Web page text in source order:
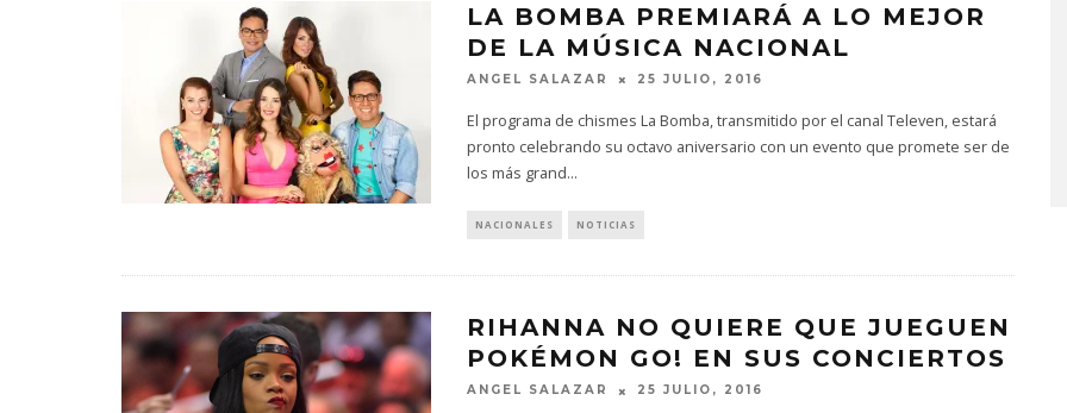
LA BOMBA PREMIARÁ A LO MEJOR
DE LA MÚSICA NACIONAL
ANGEL SALAZAR 25 JULIO, 2016
El programa de chismes La Bomba, transmitido por el canal Televen, estará
pronto celebrando su octavo aniversario con un evento que promete ser de
los más grand...
NACIONALES NOTICIAS
RIHANNA NO QUIERE QUE JUEGUEN
POKÉMON GO! EN SUS CONCIERTOS
ANGEL SALAZAR 25 JULIO, 2016
EDGAR BAJO EL AGUA ABRE
UN NUEVO CAPÍTULO CON
6 AGOSTO, 2026
GHOST PROYECTARÁ
CON FUNCIÓN EN
6 AGOSTO, 2026